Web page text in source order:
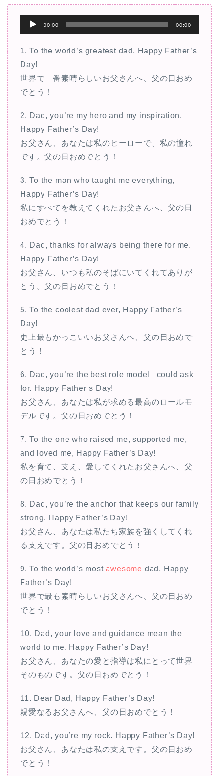
声
プ
レ
ー
ヤ
00:00 00:00
1. To the world’s greatest dad, Happy Father’s
Day!
世界で一番素晴らしいお父さんへ、父の日おめ
でとう！
2. Dad, you’re my hero and my inspiration.
Happy Father’s Day!
お父さん、あなたは私のヒーローで、私の憧れ
です。父の日おめでとう！
3. To the man who taught me everything,
Happy Father’s Day!
私にすべてを教えてくれたお父さんへ、父の日
おめでとう！
4. Dad, thanks for always being there for me.
Happy Father’s Day!
お父さん、いつも私のそばにいてくれてありが
とう。父の日おめでとう！
5. To the coolest dad ever, Happy Father’s
Day!
史上最もかっこいいお父さんへ、父の日おめで
とう！
6. Dad, you’re the best role model I could ask
for. Happy Father’s Day!
お父さん、あなたは私が求める最高のロールモ
デルです。父の日おめでとう！
7. To the one who raised me, supported me,
and loved me, Happy Father’s Day!
私を育て、支え、愛してくれたお父さんへ、父
の日おめでとう！
8. Dad, you’re the anchor that keeps our family
strong. Happy Father’s Day!
お父さん、あなたは私たち家族を強くしてくれ
る支えです。父の日おめでとう！
9. To the world’s mostawesome dad, Happy
Father’s Day!
世界で最も素晴らしいお父さんへ、父の日おめ
でとう！
10. Dad, your love and guidance mean the
world to me. Happy Father’s Day!
お父さん、あなたの愛と指導は私にとって世界
そのものです。父の日おめでとう！
11. Dear Dad, Happy Father’s Day!
親愛なるお父さんへ、父の日おめでとう！
12. Dad, you’re my rock. Happy Father’s Day!
お父さん、あなたは私の支えです。父の日おめ
でとう！